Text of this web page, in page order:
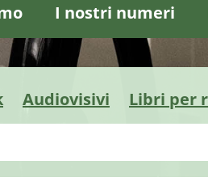
I nostri numeri
Audiovisivi Libri per